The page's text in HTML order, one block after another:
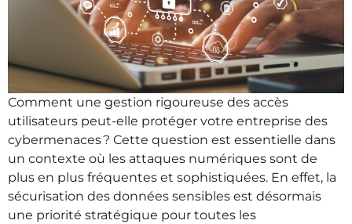
Comment une gestion rigoureuse des accès
utilisateurs peut-elle protéger votre entreprise des
cybermenaces ? Cette question est essentielle dans
un contexte où les attaques numériques sont de
plus en plus fréquentes et sophistiquées. En effet, la
sécurisation des données sensibles est désormais
une priorité stratégique pour toutes les